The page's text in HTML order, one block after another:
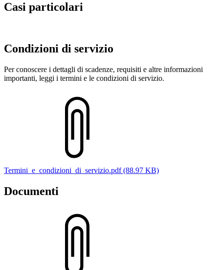
Casi particolari
Condizioni di servizio
Per conoscere i dettagli di scadenze, requisiti e altre informazioni
importanti, leggi i termini e le condizioni di servizio.
Termini_e_condizioni_di_servizio.pdf (88.97 KB)
Documenti